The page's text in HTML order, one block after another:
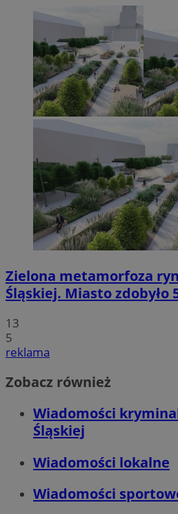
Zielona metamorfoza
Śląskiej. Miasto zdobyło
13
5
reklama
Zobacz również
Wiadomości
Śląskiej
Wiadomości lokalne
Wiadomości